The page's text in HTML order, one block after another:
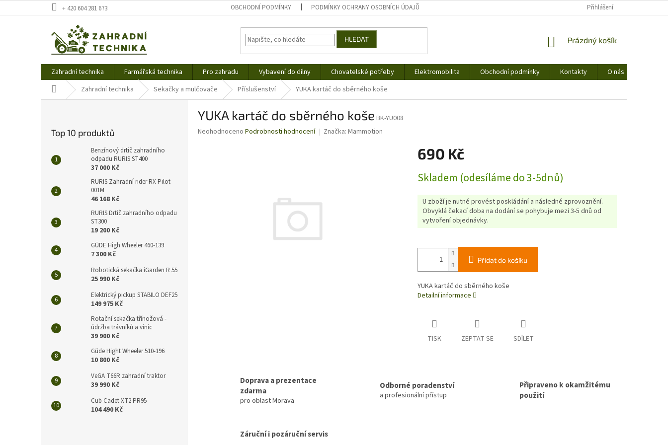
na
+ 420 604 281 673 OBCHODNÍ PODMÍNKY PODMÍNKY OCHRANY OSOBNÍCH ÚDAJŮ Přihlášení
HLEDAT
NÁKUPNÍ
Prázdný košík
Zahradní technika Farmářská technika Pro zahradu Vybavení do dílny Chovatelské potřeby Elektromobilita Obchodní podmínky Kontakty
O nás
Domů Zahradní technika Sekačky a mulčovače Příslušenství YUKA kartáč do sběrného koše
Top 10 produktů
Benzínový drtič zahradního
odpadu RURIS ST400
37 000 Kč
RURIS Zahradní rider RX Pilot
001M
46 168 Kč
RURIS Drtič zahradního odpadu
ST300
19 200 Kč
GÜDE High Wheeler 460-139
7 300 Kč
Robotická sekačka iGarden R 55
25 990 Kč
Elektrický pickup STABILO DEF25
149 975 Kč
Rotační sekačka třínožová -
údržba trávníků a vinic
39 900 Kč
Güde Hight Wheeler 510-196
10 800 Kč
VeGA T66R zahradní traktor
39 990 Kč
Cub Cadet XT2 PR95
104 490 Kč
YUKA kartáč do sběrného koše BK-YU008
Průměrné
Neohodnoceno Podrobnosti hodnocení Značka: Mammotion
690 Kč
cena:
Skladem (odesíláme do 3-5dnů)
U zboží je nutné provést poskládání a následné zprovoznění.
Obvyklá čekací doba na dodání se pohybuje mezi 3-5 dnů od
vytvoření objednávky.
Přidat do košíku
YUKA kartáč do sběrného koše
Detailní informace
TISK ZEPTAT SE SDÍLET
Doprava a prezentace
zdarma
pro oblast Morava
Odborné poradenství
a profesionální přístup
Připraveno k okamžitému
použití
Záruční i pozáruční servis